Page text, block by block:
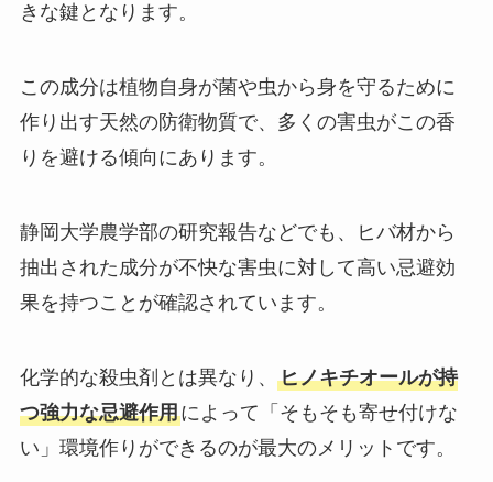
きな鍵となります。
この成分は植物自身が菌や虫から身を守るために
作り出す天然の防衛物質で、多くの害虫がこの香
りを避ける傾向にあります。
静岡大学農学部の研究報告などでも、ヒバ材から
抽出された成分が不快な害虫に対して高い忌避効
果を持つことが確認されています。
化学的な殺虫剤とは異なり、 ヒノキチオールが持
つ強力な忌避作用によって「そもそも寄せ付けな
い」環境作りができるのが最大のメリットです。